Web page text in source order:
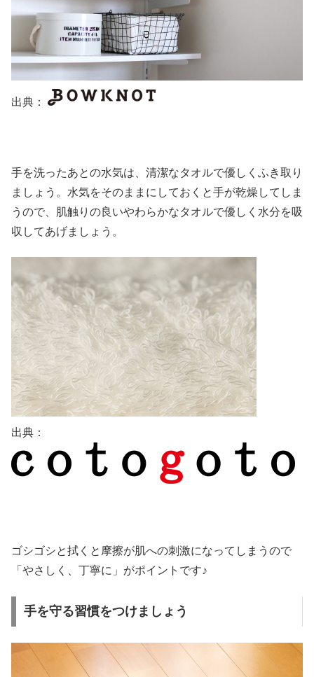
出典：
手を洗ったあとの水気は、清潔なタオルで優しくふき取り
ましょう。水気をそのままにしておくと手が乾燥してしま
うので、肌触りの良いやわらかなタオルで優しく水分を吸
収してあげましょう。
出典：
ゴシゴシと拭くと摩擦が肌への刺激になってしまうので
「やさしく、丁寧に」がポイントです♪
手を守る習慣をつけましょう